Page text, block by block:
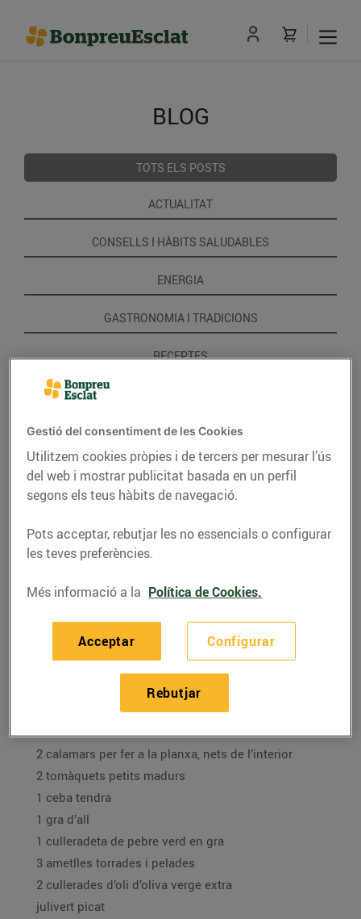
BLOG
TOTS ELS POSTS
ACTUALITAT
CONSELLS I HÀBITS SALUDABLES
ENERGIA
GASTRONOMIA I TRADICIONS
RECEPTES
RECEPTES
Sandvitx de calamars
23/d’agost/2021
Ingredients per a 4 persones:
1 focaccia mediterrània
2 calamars per fer a la planxa, nets de l’interior
2 tomàquets petits madurs
1 ceba tendra
1 gra d’all
1 culleradeta de pebre verd en gra
3 ametlles torrades i pelades
2 cullerades d’oli d’oliva verge extra
julivert picat
Gestió del consentiment de les Cookies
Utilitzem cookies pròpies i de tercers per mesurar l’ús
del web i mostrar publicitat basada en un perfil
segons els teus hàbits de navegació.
Pots acceptar, rebutjar les no essencials o configurar
les teves preferències.
Més informació a la Política de Cookies.
Configurar
Rebutjar
Acceptar